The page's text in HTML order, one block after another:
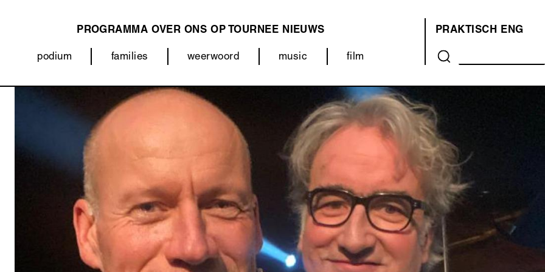
Categorieën
(menu)
podium families weerwoord music film
NAVIGATION
PROGRAMMA OVER ONS OP TOURNEE NIEUWS
OVER
ONS
(MENU)
PRAKTISCH ENG